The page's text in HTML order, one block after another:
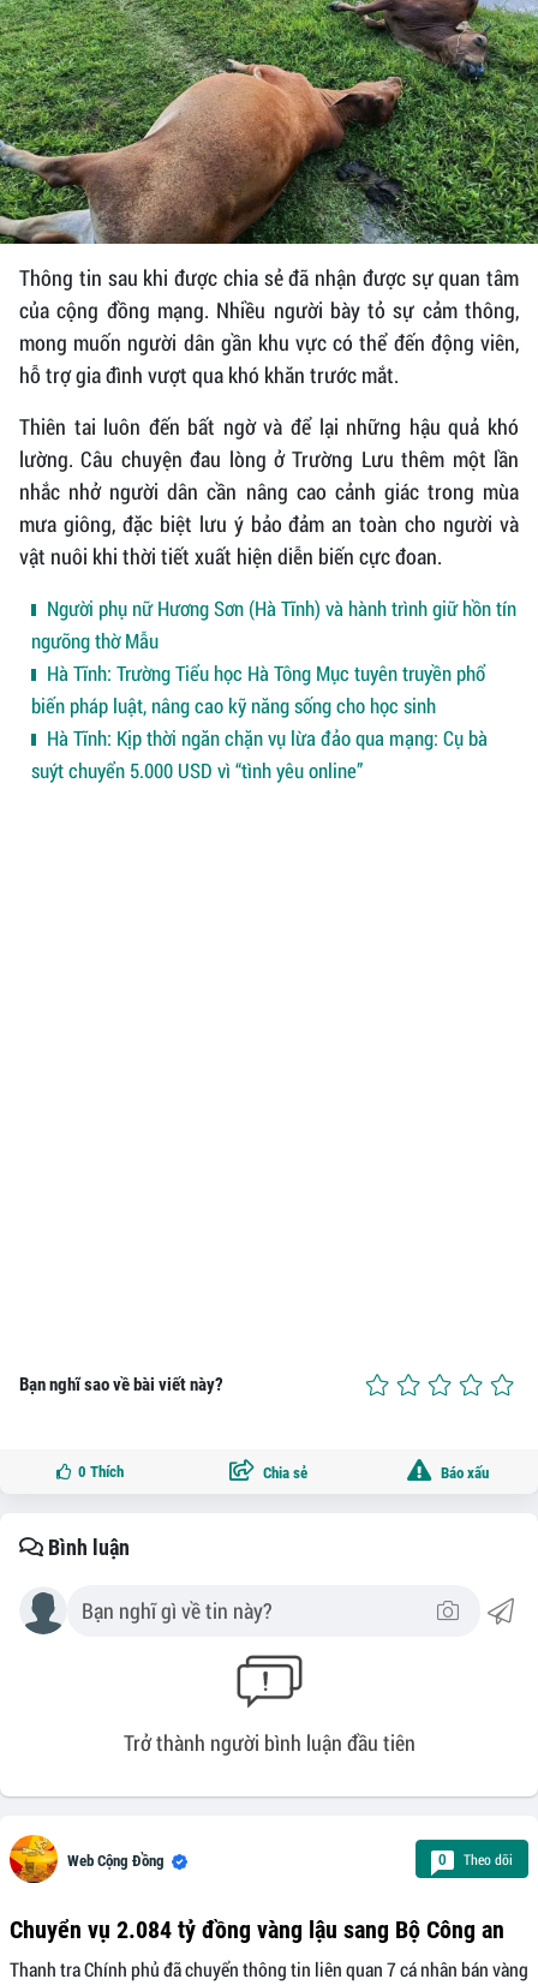
Thông tin sau khi được chia sẻ đã nhận được sự quan tâm
của cộng đồng mạng. Nhiều người bày tỏ sự cảm thông,
mong muốn người dân gần khu vực có thể đến động viên,
hỗ trợ gia đình vượt qua khó khăn trước mắt.
Thiên tai luôn đến bất ngờ và để lại những hậu quả khó
lường. Câu chuyện đau lòng ở Trường Lưu thêm một lần
nhắc nhở người dân cần nâng cao cảnh giác trong mùa
mưa giông, đặc biệt lưu ý bảo đảm an toàn cho người và
vật nuôi khi thời tiết xuất hiện diễn biến cực đoan.
Người phụ nữ Hương Sơn (Hà Tĩnh) và hành trình giữ hồn tín
ngưỡng thờ Mẫu
Hà Tĩnh: Trường Tiểu học Hà Tông Mục tuyên truyền phổ
biến pháp luật, nâng cao kỹ năng sống cho học sinh
Hà Tĩnh: Kịp thời ngăn chặn vụ lừa đảo qua mạng: Cụ bà
suýt chuyển 5.000 USD vì “tình yêu online”
Bạn nghĩ sao về bài viết này?
0 Thích Chia sẻ Báo xấu
Bình luận
Trở thành người bình luận đầu tiên
Web Cộng Đồng 0 Theo dõi
Chuyển vụ 2.084 tỷ đồng vàng lậu sang Bộ Công an
Thanh tra Chính phủ đã chuyển thông tin liên quan 7 cá nhân bán vàng